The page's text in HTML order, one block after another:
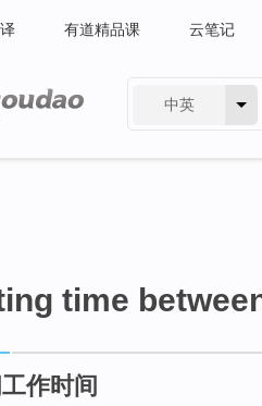
有道精品课 云笔记
中英
time
作时间